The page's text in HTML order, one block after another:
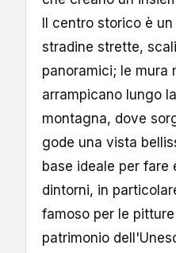
Il centro storico è
stradine strette,
panoramici; le mura
arrampicano lungo
montagna, dove
gode una vista
base ideale per fare
dintorni, in
famoso per le
patrimonio